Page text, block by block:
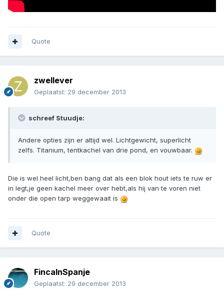
Quote
zwellever
Geplaatst: 29 december 2013
schreef Stuudje:
Andere opties zijn er altijd wel. Lichtgewicht, superlicht
zelfs. Titanium, tentkachel van drie pond, en vouwbaar.
Die is wel heel licht,ben bang dat als een blok hout iets te ruw er
in legt,je geen kachel meer over hebt,als hij van te voren niet
onder die open tarp weggewaait is
Quote
FincaInSpanje
Geplaatst: 29 december 2013